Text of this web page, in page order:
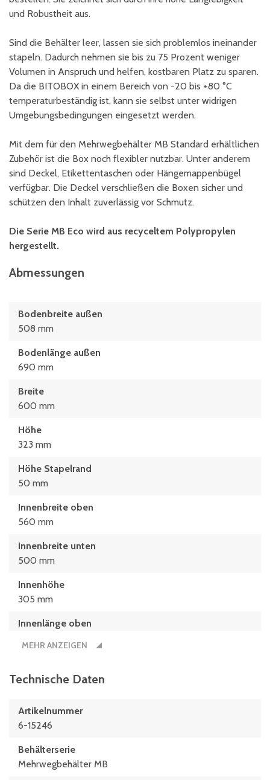
und Robustheit aus.
Sind die Behälter leer, lassen sie sich problemlos ineinander
stapeln. Dadurch nehmen sie bis zu 75 Prozent weniger
Volumen in Anspruch und helfen, kostbaren Platz zu sparen.
Da die BITOBOX in einem Bereich von -20 bis +80 °C
temperaturbeständig ist, kann sie selbst unter widrigen
Umgebungsbedingungen eingesetzt werden.
Mit dem für den Mehrwegbehälter MB Standard erhältlichen
Zubehör ist die Box noch flexibler nutzbar. Unter anderem
sind Deckel, Etikettentaschen oder Hängemappenbügel
verfügbar. Die Deckel verschließen die Boxen sicher und
schützen den Inhalt zuverlässig vor Schmutz.
Die Serie MB Eco wird aus recyceltem Polypropylen
hergestellt.
Abmessungen
Bodenbreite außen
508 mm
Bodenlänge außen
690 mm
Breite
600 mm
Höhe
323 mm
Höhe Stapelrand
50 mm
Innenbreite oben
560 mm
Innenbreite unten
500 mm
Innenhöhe
305 mm
Innenlänge oben
682 mm
800 mm
MEHR ANZEIGEN
Technische Daten
Artikelnummer
6-15246
Behälterserie
Mehrwegbehälter MB